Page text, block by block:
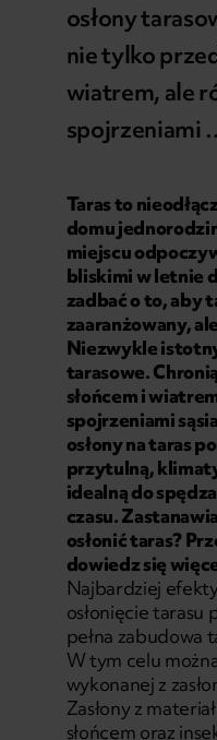
osłony
nie tylko
wiatrem, ale
spojrzeniami
Taras to
domu
miejscu
bliskimi w letnie
zadbać o to, aby
zaaranżowany,
Niezwykle
tarasowe.
słońcem i
spojrzeniami
osłony na taras
przytulną,
idealną do
czasu.
osłonić taras?
dowiedz się
Najbardziej
osłonięcie tarasu
pełna zabudowa
W tym celu
wykonanej z
Zasłony z
słońcem oraz